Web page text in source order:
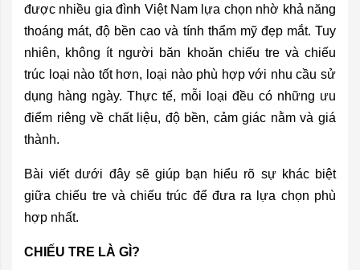
được nhiều gia đình Việt Nam lựa chọn nhờ khả năng
thoáng mát, độ bền cao và tính thẩm mỹ đẹp mắt. Tuy
nhiên, không ít người băn khoăn chiếu tre và chiếu
trúc loại nào tốt hơn, loại nào phù hợp với nhu cầu sử
dụng hàng ngày. Thực tế, mỗi loại đều có những ưu
điểm riêng về chất liệu, độ bền, cảm giác nằm và giá
thành.
Bài viết dưới đây sẽ giúp bạn hiểu rõ sự khác biệt
giữa chiếu tre và chiếu trúc để đưa ra lựa chọn phù
hợp nhất.
CHIẾU TRE LÀ GÌ?